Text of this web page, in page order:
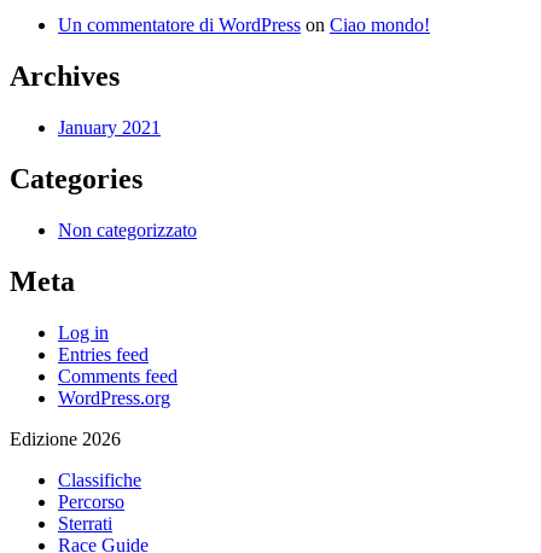
Un commentatore di WordPress on Ciao mondo!
Archives
January 2021
Categories
Non categorizzato
Meta
Log in
Entries feed
Comments feed
WordPress.org
Edizione 2026
Classifiche
Percorso
Sterrati
Race Guide